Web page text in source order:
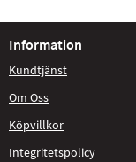
Information
Kundtjänst
Om Oss
Köpvillkor
Integritetspolicy